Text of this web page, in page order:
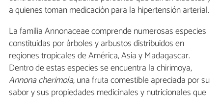
a quienes toman medicación para la hipertensión arterial.
La familia Annonaceae comprende numerosas especies
constituidas por árboles y arbustos distribuidos en
regiones tropicales de América, Asia y Madagascar.
Dentro de estas especies se encuentra la chirimoya,
Annona cherimola, una fruta comestible apreciada por su
sabor y sus propiedades medicinales y nutricionales que